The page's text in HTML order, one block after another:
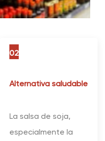
02
Alternativa saludable
La salsa de soja,
especialmente la